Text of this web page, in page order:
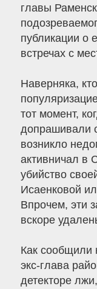
главы
публикации о
встречах с
Наверняка,
тот момент,
допрашивали
возникло
активничал в
убийство
Исаенковой
Впрочем, эти
вскоре
Как сообщили
экс-глава
детекторе